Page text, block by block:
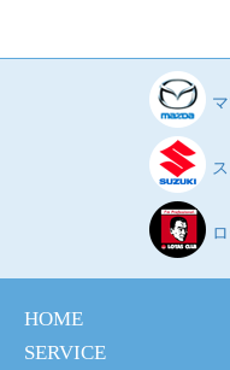
HOME
SERVICE